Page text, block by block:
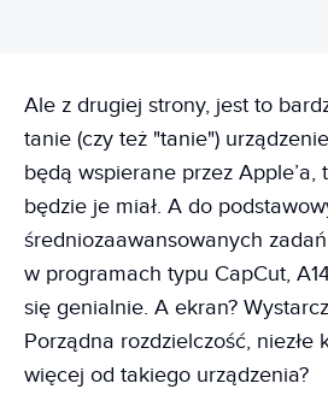
Ale z drugiej strony, jest to
tanie (czy też "tanie")
będą wspierane przez Apple’a,
będzie je miał. A do
średniozaawansowanych
w programach typu CapCut,
się genialnie. A ekran?
Porządna rozdzielczość, niezłe
więcej od takiego urządzenia?